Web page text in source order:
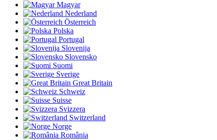
Magyar
Nederland
Österreich
Polska
Portugal
Slovenija
Slovensko
Suomi
Sverige
Great Britain
Schweiz
Suisse
Svizzera
Switzerland
Norge
România